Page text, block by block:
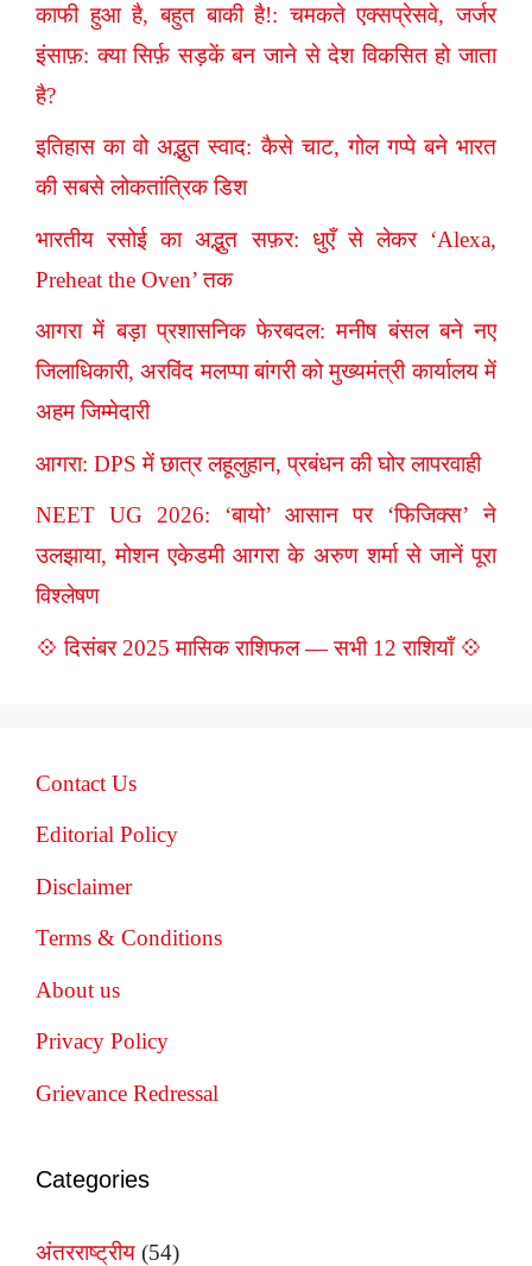
काफी हुआ है, बहुत बाकी है!: चमकते एक्सप्रेसवे, जर्जर
इंसाफ़: क्या सिर्फ़ सड़कें बन जाने से देश विकसित हो जाता
है?
इतिहास का वो अद्भुत स्वाद: कैसे चाट, गोल गप्पे बने भारत
की सबसे लोकतांत्रिक डिश
भारतीय रसोई का अद्भुत सफ़र: धुएँ से लेकर ‘Alexa,
Preheat the Oven’ तक
आगरा में बड़ा प्रशासनिक फेरबदल: मनीष बंसल बने नए
जिलाधिकारी, अरविंद मलप्पा बांगरी को मुख्यमंत्री कार्यालय में
अहम जिम्मेदारी
आगरा: DPS में छात्र लहूलुहान, प्रबंधन की घोर लापरवाही
NEET UG 2026: ‘बायो’ आसान पर ‘फिजिक्स’ ने
उलझाया, मोशन एकेडमी आगरा के अरुण शर्मा से जानें पूरा
विश्लेषण
💠 दिसंबर 2025 मासिक राशिफल — सभी 12 राशियाँ 💠
Contact Us
Editorial Policy
Disclaimer
Terms & Conditions
About us
Privacy Policy
Grievance Redressal
Categories
अंतरराष्ट्रीय (54)